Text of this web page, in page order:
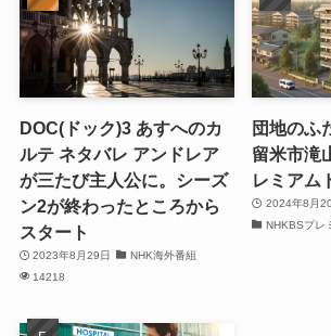
DOC(ドック)3 あすへのカ
ルテ ネタバレ アンドレア
が三たび主人公に。シーズ
ン2が終わったところから
スタート
2023年8月29日
NHK海外番組
14218
団地のふ
留米市滝
レミアム
2024年8月
NHKBSプレ